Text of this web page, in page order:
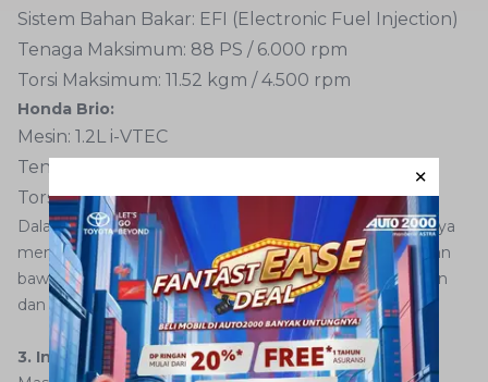
Sistem Bahan Bakar: EFI (Electronic Fuel Injection)
Tenaga Maksimum: 88 PS / 6.000 rpm
Torsi Maksimum: 11.52 kgm / 4.500 rpm
Honda Brio:
Mesin: 1.2L i-VTEC
Tenaga Maksimum: 90 PS
Torsi Maksimum: 110 Nm
Dalam hal tenaga, Brio sedikit lebih unggul. Namun, Agya
memiliki karakter mesin yang halus dan efisien di putaran
bawah, membuatnya nyaman untuk penggunaan harian
dan lalu lintas perkotaan.
3. Interior